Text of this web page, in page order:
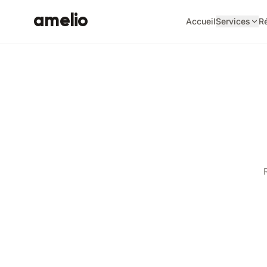
amelio AccueilServices